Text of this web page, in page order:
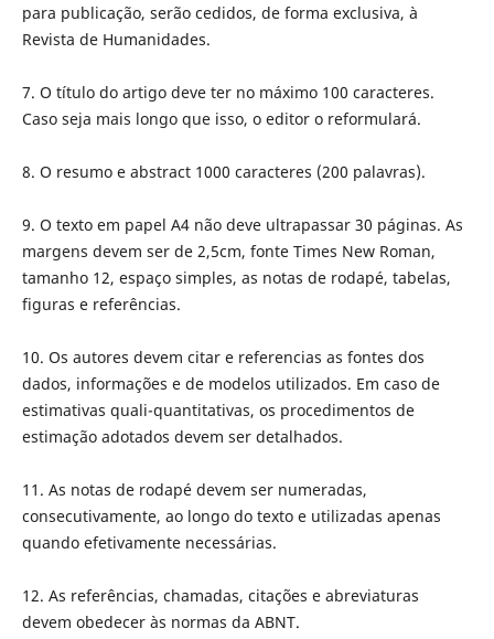
para publicação, serão cedidos, de forma exclusiva, à
Revista de Humanidades.
7. O título do artigo deve ter no máximo 100 caracteres.
Caso seja mais longo que isso, o editor o reformulará.
8. O resumo e abstract 1000 caracteres (200 palavras).
9. O texto em papel A4 não deve ultrapassar 30 páginas. As
margens devem ser de 2,5cm, fonte Times New Roman,
tamanho 12, espaço simples, as notas de rodapé, tabelas,
figuras e referências.
10. Os autores devem citar e referencias as fontes dos
dados, informações e de modelos utilizados. Em caso de
estimativas quali-quantitativas, os procedimentos de
estimação adotados devem ser detalhados.
11. As notas de rodapé devem ser numeradas,
consecutivamente, ao longo do texto e utilizadas apenas
quando efetivamente necessárias.
12. As referências, chamadas, citações e abreviaturas
devem obedecer às normas da ABNT.